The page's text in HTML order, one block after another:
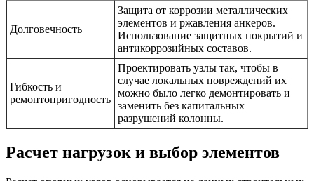
Долговечность
Защита от коррозии металлических
элементов и ржавления анкеров.
Использование защитных покрытий и
антикоррозийных составов.
Гибкость и
ремонтопригодность
Проектировать узлы так, чтобы в
случае локальных повреждений их
можно было легко демонтировать и
заменить без капитальных
разрушений колонны.
Расчет нагрузок и выбор элементов